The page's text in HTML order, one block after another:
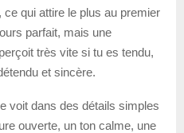
qui attire le plus au premier
parfait, mais une
très vite si tu es tendu,
et sincère.
voit dans des détails simples
ouverte, un ton calme, une